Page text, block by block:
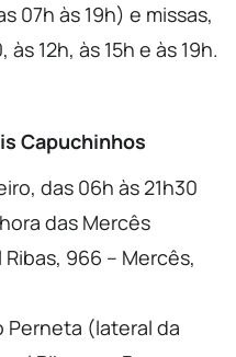
07h às 19h) e missas,
12h, às 15h e às 19h.
Capuchinhos
das 06h às 21h30
das Mercês
966 – Mercês,
Perneta (lateral da